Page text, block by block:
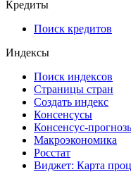
Кредиты
Поиск кредитов
Индексы
Поиск индексов
Страницы стран
Создать индекс
Консенсусы
Консенсус-
Макроэкономика
Росстат
Виджет: Карта